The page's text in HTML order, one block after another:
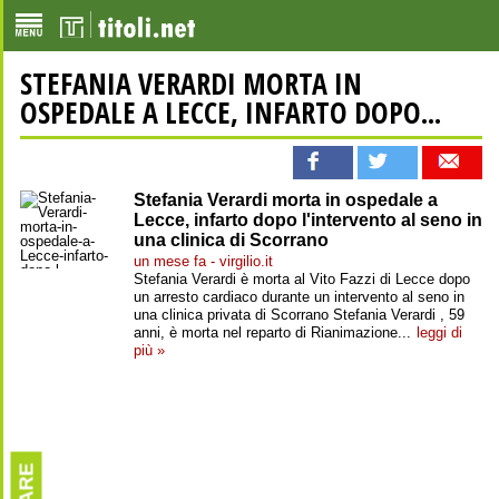
STEFANIA VERARDI MORTA IN
OSPEDALE A LECCE, INFARTO DOPO...
Stefania Verardi morta in ospedale a
Lecce, infarto dopo l'intervento al seno in
una clinica di Scorrano
un mese fa - virgilio.it
Stefania Verardi è morta al Vito Fazzi di Lecce dopo
un arresto cardiaco durante un intervento al seno in
una clinica privata di Scorrano Stefania Verardi , 59
anni, è morta nel reparto di Rianimazione... leggi di
più »